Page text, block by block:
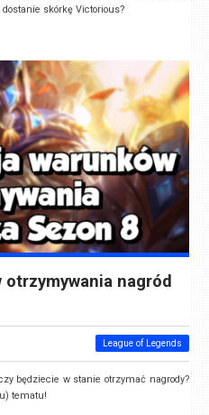
skórkę Victorious?
nagród
League of Legends
będziecie w stanie otrzymać nagrody?
tematu!